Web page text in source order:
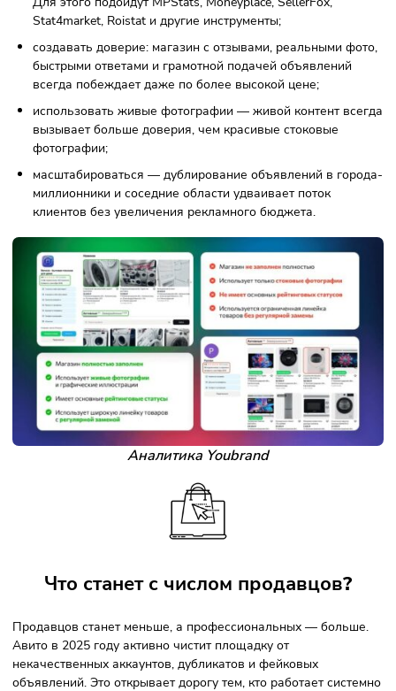
Как отстраиваться от конкурентов
магазина на маркетплейсе. Это нужно, чтобы привлечь
аудиторию и повысить прибыль. Чтобы не сливаться с
других продавцов, нужно:
использовать аналитические инструменты — чтобы
заранее видеть, где низкая конкуренция и высокий
Для этого подойдут MPStats, Moneyplace, SellerFox,
Stat4market, Roistat и другие инструменты;
создавать доверие: магазин с отзывами, реальными
быстрыми ответами и грамотной подачей объявлений
всегда побеждает даже по более высокой цене;
использовать живые фотографии — живой контент
вызывает больше доверия, чем красивые стоковые
фотографии;
масштабироваться — дублирование объявлений в
миллионники и соседние области удваивает поток
клиентов без увеличения рекламного бюджета.